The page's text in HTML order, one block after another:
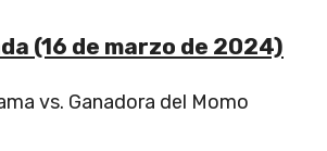
(16 de marzo de 2024)
vs. Ganadora del Momo